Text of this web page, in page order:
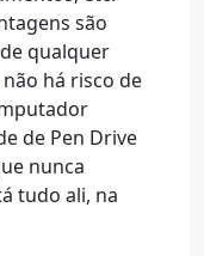
são
qualquer
há risco de
de Pen Drive
nunca
tudo ali, na